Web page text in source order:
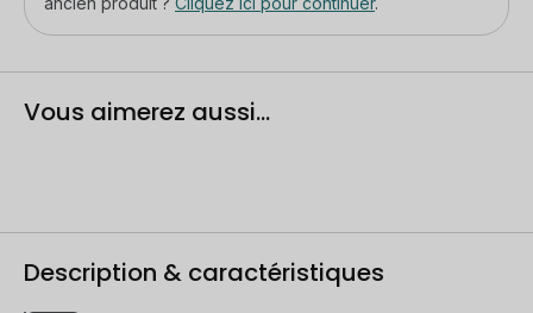
Vous aimerez aussi...
Description & caractéristiques